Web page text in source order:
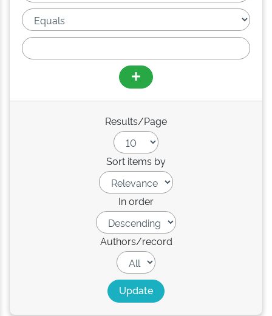
Results/Page
Sort items by
In order
Authors/record